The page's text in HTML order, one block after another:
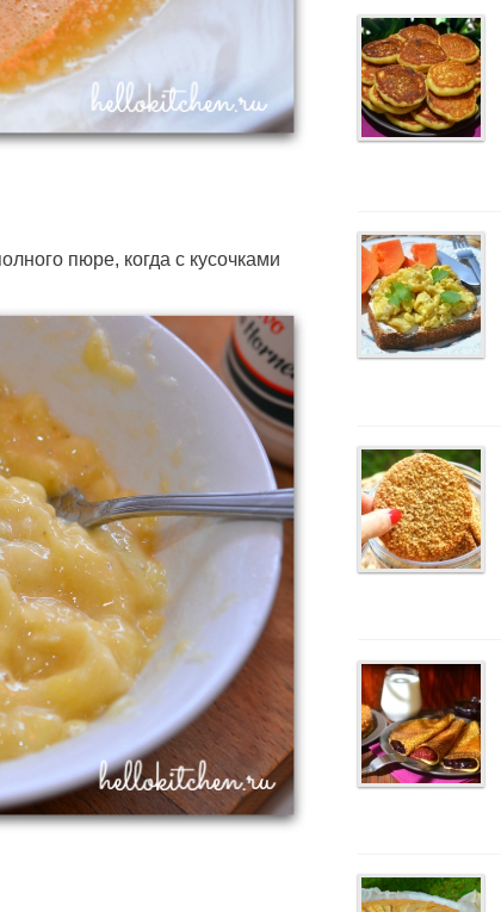
пюре, когда с кусочками